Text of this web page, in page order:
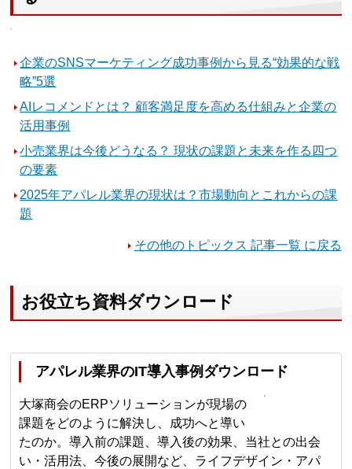
企業のSNSマーケティング成功事例から見る“効果的な戦
略”5選
AIレコメンドとは？ 顧客満足度を高める仕組みと企業の
活用事例
小売業界は今後どうなる？ 現状の課題と未来を作る四つ
の要素
2025年アパレル業界の現状は？市場動向とこれからの課
題
その他のトピックス 記事一覧 に戻る
お役立ち資料ダウンロード
アパレル業界のIT導入事例ダウンロード
大塚商会のERPソリューションが現場の
課題をどのように解決し、成功へと導い
たのか。導入前の課題、導入後の効果、当社との出会
い・活用法、今後の展開など、ライフデザイン・アパ